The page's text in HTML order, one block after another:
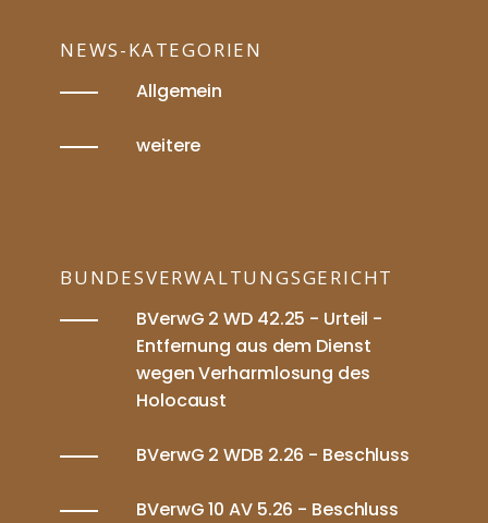
NEWS-KATEGORIEN
Allgemein
weitere
BUNDESVERWALTUNGSGERICHT
BVerwG 2 WD 42.25 - Urteil -
Entfernung aus dem Dienst
wegen Verharmlosung des
Holocaust
BVerwG 2 WDB 2.26 - Beschluss
BVerwG 10 AV 5.26 - Beschluss